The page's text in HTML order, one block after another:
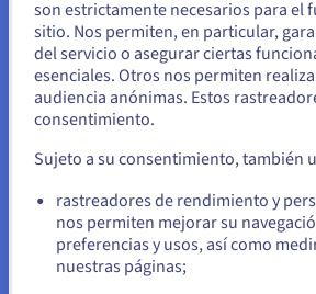
Parece que está
Unidos
Si quiere hacer un pedido desde Estados
el sitio web adecuado y crear una cuenta.
us.ovhcloud.com/
Inglés USD
son estrictamente necesarios para el
sitio. Nos permiten, en particular,
del servicio o asegurar ciertas
esenciales. Otros nos permiten
audiencia anónimas. Estos
consentimiento.
Sujeto a su consentimiento, también
rastreadores de rendimiento y
nos permiten mejorar su
preferencias y usos, así como
nuestras páginas;